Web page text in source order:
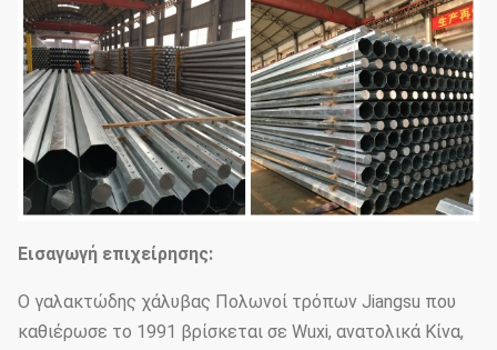
Εισαγωγή επιχείρησης:
Ο γαλακτώδης χάλυβας Πολωνοί τρόπων Jiangsu που
καθιέρωσε το 1991 βρίσκεται σε Wuxi, ανατολικά Κίνα,